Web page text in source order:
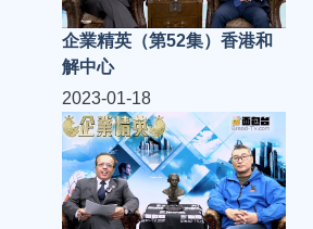
企業精英（第52集）香港和
解中心
2023-01-18